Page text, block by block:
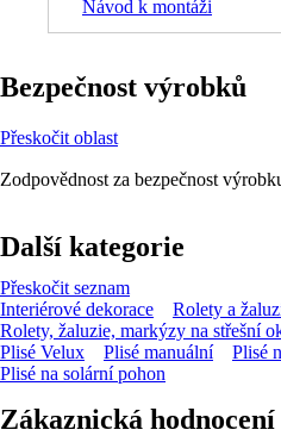
Návod k montáži
Bezpečnost výrobků
Přeskočit oblast
Zodpovědnost za bezpečnost
Další kategorie
Přeskočit seznam
Interiérové dekorace
Rolety a
Rolety, žaluzie, markýzy na střešní
Plisé Velux
Plisé manuální
Plisé
Plisé na solární pohon
Zákaznická hodnocení